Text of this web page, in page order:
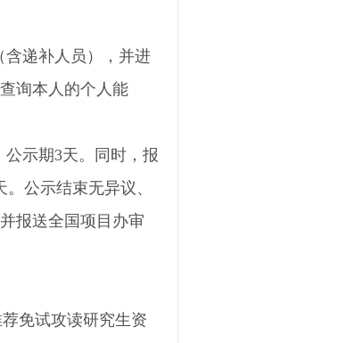
含递补人员），并进
询本人的个人能
示期3天。同时，报
公示结束无异议、
报送全国项目办审
免试攻读研究生资